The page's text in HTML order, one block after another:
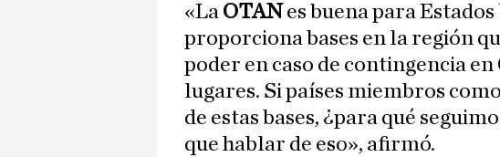
«La OTANes buena para
proporciona bases en la región
poder en caso de contingencia
lugares. Si países miembros como
de estas bases, ¿para qué
que hablar de eso», afirmó.